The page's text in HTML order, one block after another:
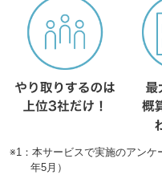
※1：本サービスで実施のアンケ
年5月）